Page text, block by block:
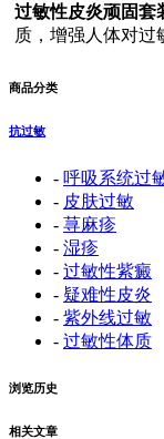
过敏性皮炎顽固套
质，增强人体对过
商品分类
抗过敏
- 呼吸系统过
- 皮肤过敏
- 荨麻疹
- 湿疹
- 过敏性紫癜
- 疑难性皮炎
- 紫外线过敏
- 过敏性体质
浏览历史
相关文章